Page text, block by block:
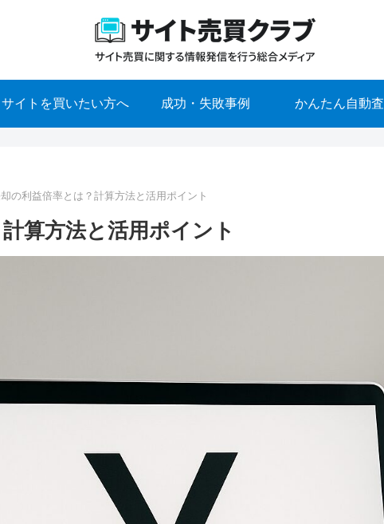
サイトを買いたい方へ 成功・失敗事例 かんたん自動
の利益倍率とは？計算方法と活用ポイント
算方法と活用ポイント